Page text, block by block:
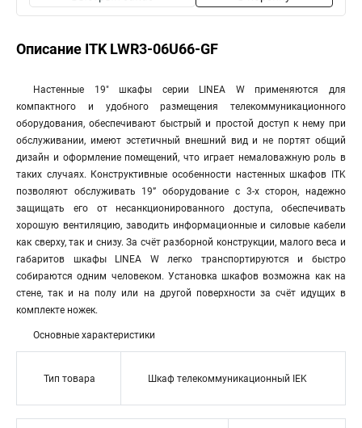
Описание ITK LWR3-06U66-GF
Настенные 19" шкафы серии LINEA W применяются для
компактного и удобного размещения телекоммуникационного
оборудования, обеспечивают быстрый и простой доступ к нему при
обслуживании, имеют эстетичный внешний вид и не портят общий
дизайн и оформление помещений, что играет немаловажную роль в
таких случаях. Конструктивные особенности настенных шкафов ITK
позволяют обслуживать 19” оборудование с 3-х сторон, надежно
защищать его от несанкционированного доступа, обеспечивать
хорошую вентиляцию, заводить информационные и силовые кабели
как сверху, так и снизу. За счёт разборной конструкции, малого веса и
габаритов шкафы LINEA W легко транспортируются и быстро
собираются одним человеком. Установка шкафов возможна как на
стене, так и на полу или на другой поверхности за счёт идущих в
комплекте ножек.
Основные характеристики
Тип товара Шкаф телекоммуникационный IEK